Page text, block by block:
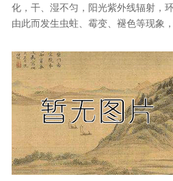
化，干、湿不匀，阳光紫外线辐射，
由此而发生虫蛀、霉变、褪色等现象